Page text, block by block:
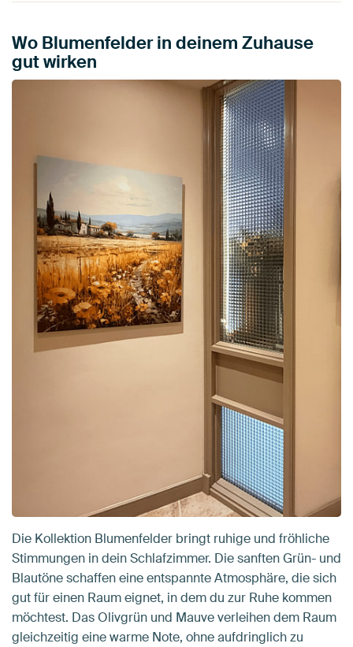
Wo Blumenfelder in deinem Zuhause
gut wirken
Die Kollektion Blumenfelder bringt ruhige und fröhliche
Stimmungen in dein Schlafzimmer. Die sanften Grün- und
Blautöne schaffen eine entspannte Atmosphäre, die sich
gut für einen Raum eignet, in dem du zur Ruhe kommen
möchtest. Das Olivgrün und Mauve verleihen dem Raum
gleichzeitig eine warme Note, ohne aufdringlich zu